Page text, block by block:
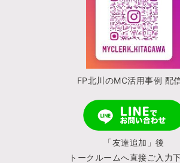
FP北川のMC活用事例 配
「友達追加」後
トークルームへ直接ご入力